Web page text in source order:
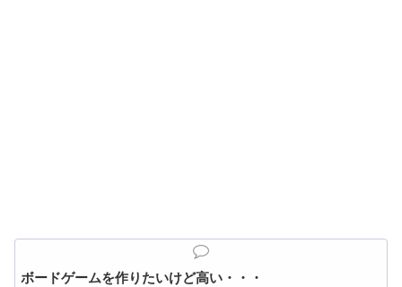
ボードゲームを作りたいけど高い・・・